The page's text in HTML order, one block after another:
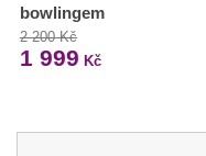
bowlingem
2 200 Kč
1 999 Kč